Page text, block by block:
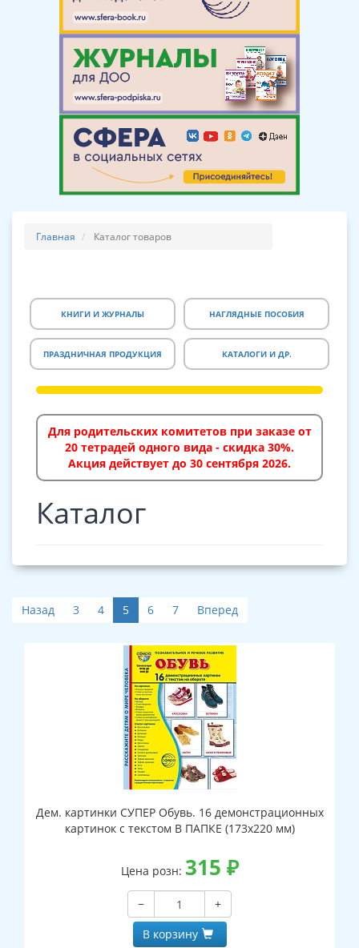
Главная Каталог товаров
КНИГИ И ЖУРНАЛЫ НАГЛЯДНЫЕ ПОСОБИЯ
ПРАЗДНИЧНАЯ ПРОДУКЦИЯ КАТАЛОГИ И ДР.
Для родительских комитетов при заказе от
20 тетрадей одного вида - скидка 30%.
Акция действует до 30 сентября 2026.
Каталог
Назад 3 4 5 6 7 Вперед
Дем. картинки СУПЕР Обувь. 16 демонстрационных
картинок с текстом В ПАПКЕ (173х220 мм)
Цена розн: 315 ₽
−
+
В корзину